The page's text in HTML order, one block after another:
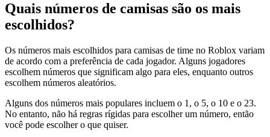
Quais números de camisas são os mais
escolhidos?
Os números mais escolhidos para camisas de time no Roblox variam
de acordo com a preferência de cada jogador. Alguns jogadores
escolhem números que significam algo para eles, enquanto outros
escolhem números aleatórios.
Alguns dos números mais populares incluem o 1, o 5, o 10 e o 23.
No entanto, não há regras rígidas para escolher um número, então
você pode escolher o que quiser.